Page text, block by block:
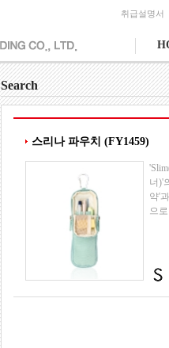
취급설명서
Search
스리나 파우치 (FY1459)
너)'
약'
으